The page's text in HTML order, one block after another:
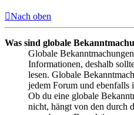
Nach oben
Was sind globale
Globale
Informationen, deshalb
lesen. Globale
jedem Forum und ebenfalls
Ob du eine globale
nicht, hängt von den durch